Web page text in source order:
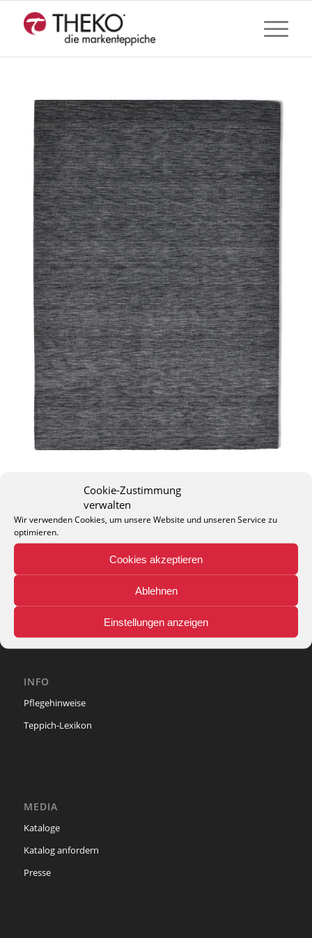
Cookie-Zustimmung
verwalten
Wir verwenden Cookies, um unsere Website und unseren Service zu
optimieren.
Cookies akzeptieren
Ablehnen
Einstellungen anzeigen
THEO KELLER GMBH
44867 Bochum
phone: + 49 (2327) 3083 - 20
e-mail:info@theko-collection.com
INFO
Pflegehinweise
Teppich-Lexikon
MEDIA
Kataloge
Katalog anfordern
Presse